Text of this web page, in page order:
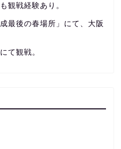
観戦経験あり。
最後の春場所」にて、大阪
て観戦。